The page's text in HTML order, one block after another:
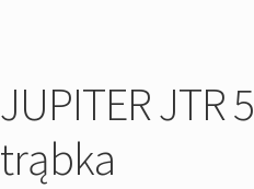
JUPITER JTR
trąbka